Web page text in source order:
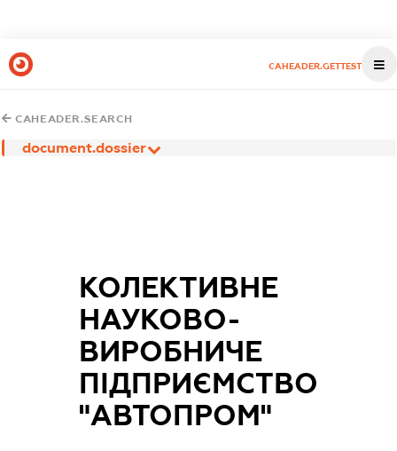
CAHEADER.GETTEST
CAHEADER.SEARCH
document.dossier
КОЛЕКТИВНЕ
НАУКОВО-
ВИРОБНИЧЕ
ПІДПРИЄМСТВО
"АВТОПРОМ"